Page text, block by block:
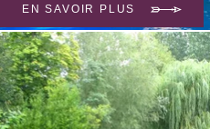
sensorielle solarium
extérieur, salle de
soin & une carte
Mondes et
EN SAVOIR PLUS